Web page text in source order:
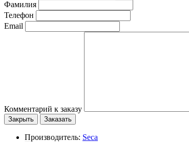
Фамилия
Телефон
Email
Комментарий к заказу
Закрыть Заказать
Производитель: Seca